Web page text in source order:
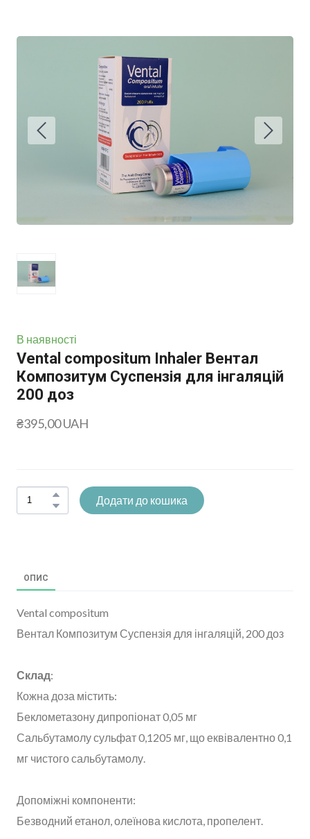
В наявності
Vental compositum Inhaler Вентал
Композитум Суспензія для інгаляцій
200 доз
₴395,00 UAH
Додати до кошика
ОПИС
Vental compositum
Вентал Композитум Суспензія для інгаляцій, 200 доз
Склад:
Кожна доза містить:
Беклометазону дипропіонат 0,05 мг
Сальбутамолу сульфат 0,1205 мг, що еквівалентно 0,1
мг чистого сальбутамолу.
Допоміжні компоненти:
Безводний етанол, олеїнова кислота, пропелент.